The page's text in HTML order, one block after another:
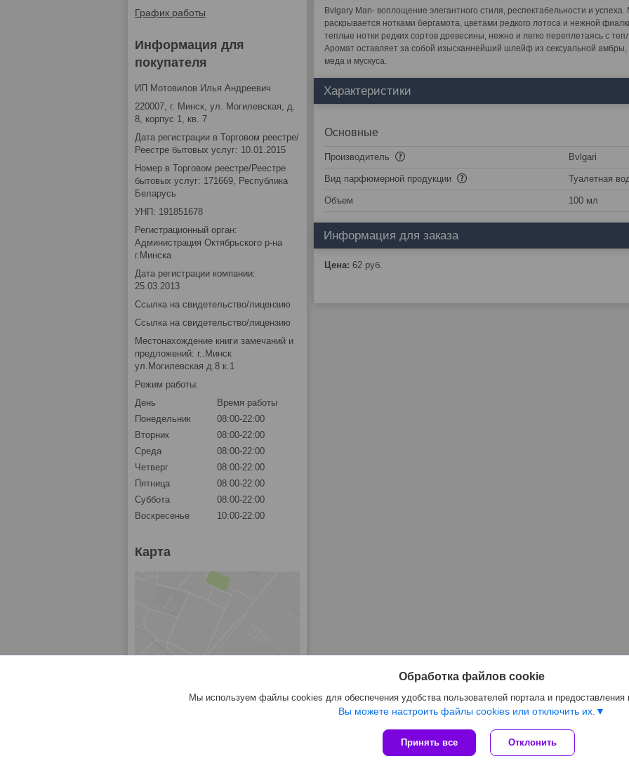
Bvlgary Man- воплощение элегантного стиля, респектабельности и
раскрывается нотками бергамота, цветами редкого лотоса и нежной
теплые нотки редких сортов древесины, нежно и легко переплетаясь с
Аромат оставляет за собой изысканнейший шлейф из сексуальной амбры,
меда и мускуса.
Характеристики
Основные
Производитель Bvlgari
Вид парфюмерной продукции Туалетная
Объем 100 мл
Информация для заказа
Цена: 62 руб.
График работы
Информация для
покупателя
ИП Мотовилов Илья Андреевич
220007, г. Минск, ул. Могилевская, д.
8, корпус 1, кв. 7
Дата регистрации в Торговом реестре/
Реестре бытовых услуг: 10.01.2015
Номер в Торговом реестре/Реестре
бытовых услуг: 171669, Республика
Беларусь
УНП: 191851678
Регистрационный орган:
Администрация Октябрьского р-на
г.Минска
Дата регистрации компании:
25.03.2013
Ссылка на свидетельство/лицензию
Ссылка на свидетельство/лицензию
Местонахождение книги замечаний и
предложений: г..Минск
ул.Могилевская д.8 к.1
Режим работы:
День
Время работы
Понедельник
08:00-22:00
Вторник
08:00-22:00
Среда
08:00-22:00
Четверг
08:00-22:00
Пятница
08:00-22:00
Суббота
08:00-22:00
Воскресенье
10:00-22:00
Карта
Сайт создан на платформе Deal.by
Политика обработки файлов cookies
Обработка файлов cookie
Мы используем файлы cookies для обеспечения удобства пользователей портала и
Вы можете настроить файлы cookies или отключить их.
Принять все Отклонить